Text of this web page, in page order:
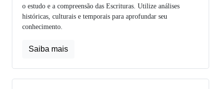
o estudo e a compreensão das Escrituras. Utilize análises
históricas, culturais e temporais para aprofundar seu
conhecimento.
Saiba mais